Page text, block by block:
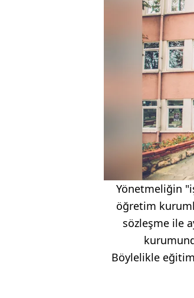
Yönetmeliğin
öğretim
sözleşme ile
Böylelikle